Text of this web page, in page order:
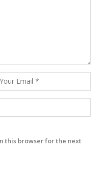
this browser for the next